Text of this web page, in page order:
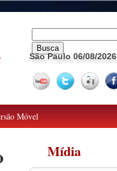
São Paulo 06/08/2026
Móvel
Mídia